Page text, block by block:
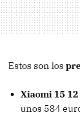
Estos son los
Xiaomi 15
unos 584